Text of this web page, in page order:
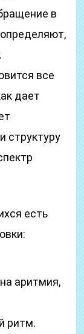
в
все
дает
структуру
есть
аритмия,
ритм.